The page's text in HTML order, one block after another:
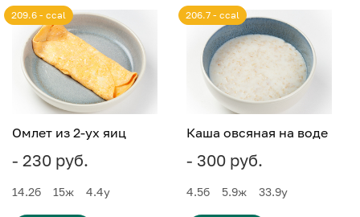
Омлет из 2-ух яиц
- 230 руб.
209.6 - ccal
14.2б 15ж 4.4у
Каша овсяная на воде
- 300 руб.
206.7 - ccal
4.5б 5.9ж 33.9у